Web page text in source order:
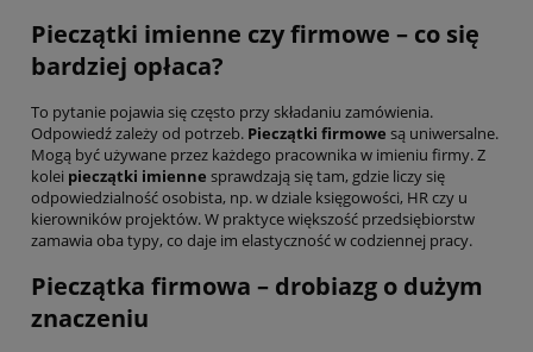
Pieczątki imienne czy firmowe – co się
bardziej opłaca?
To pytanie pojawia się często przy składaniu zamówienia.
Odpowiedź zależy od potrzeb. Pieczątki firmowe są uniwersalne.
Mogą być używane przez każdego pracownika w imieniu firmy. Z
kolei pieczątki imienne sprawdzają się tam, gdzie liczy się
odpowiedzialność osobista, np. w dziale księgowości, HR czy u
kierowników projektów. W praktyce większość przedsiębiorstw
zamawia oba typy, co daje im elastyczność w codziennej pracy.
Pieczątka firmowa – drobiazg o dużym
znaczeniu